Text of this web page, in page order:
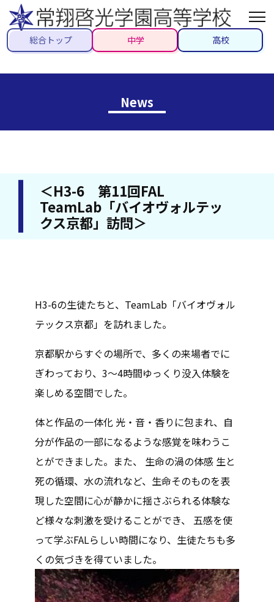
総合トップ 中学 高校
News
＜H3-6 第11回FAL
TeamLab「バイオヴォルテッ
クス京都」訪問＞
H3-6の生徒たちと、TeamLab「バイオヴォル
テックス京都」を訪れました。
京都駅からすぐの場所で、多くの来場者でに
ぎわっており、3～4時間ゆっくり没入体験を
楽しめる空間でした。
体と作品の一体化 光・音・香りに包まれ、自
分が作品の一部になるような感覚を味わうこ
とができました。また、 生命の渦の体感 生と
死の循環、水の流れなど、生命そのものを表
現した空間に心が静かに揺さぶられる体験な
ど様々な刺激を受けることができ、 五感を使
って学ぶFALらしい時間になり、生徒たちも多
くの気づきを得ていました。